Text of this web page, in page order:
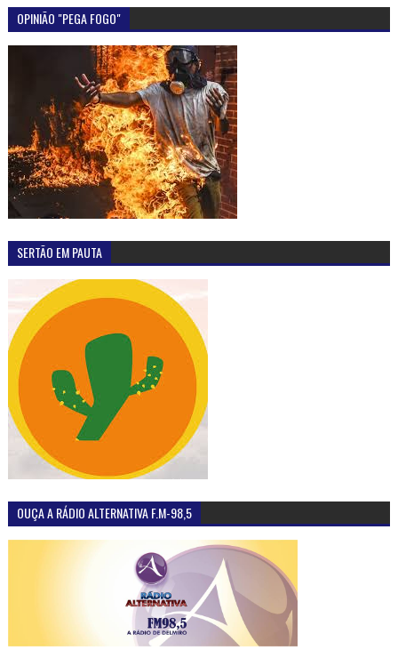
OPINIÃO "PEGA FOGO"
SERTÃO EM PAUTA
OUÇA A RÁDIO ALTERNATIVA F.M-98,5